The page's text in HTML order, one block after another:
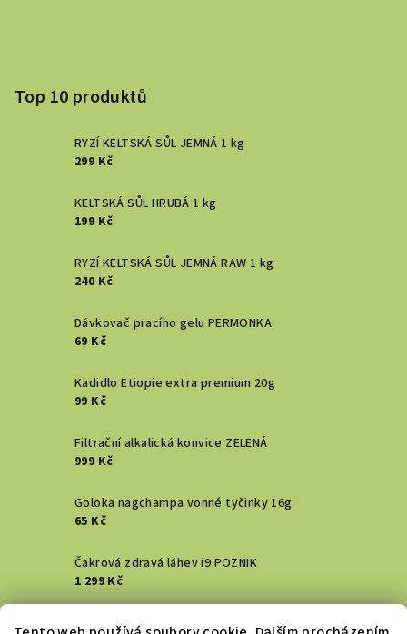
Top 10 produktů
RYZÍ KELTSKÁ SŮL JEMNÁ 1 kg
299 Kč
KELTSKÁ SŮL HRUBÁ 1 kg
199 Kč
RYZÍ KELTSKÁ SŮL JEMNÁ RAW 1 kg
240 Kč
Dávkovač pracího gelu PERMONKA
69 Kč
Kadidlo Etiopie extra premium 20g
99 Kč
Filtrační alkalická konvice ZELENÁ
999 Kč
Goloka nagchampa vonné tyčinky 16g
65 Kč
Čakrová zdravá láhev i9 POZNIK
1 299 Kč
Vykuřovací svazek - Šalvěj bílá